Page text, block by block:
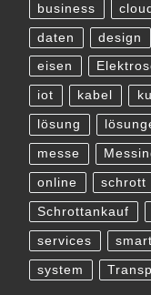
business cloud
daten design
eisen
iot kabel
lösung
messe
online schrott
Schrottankauf
services smart
system